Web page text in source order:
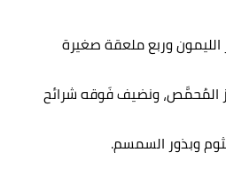
وربع ملعقة صغيرة
المُحمَّص، ونضيف فَوقه شرائح
وبذور السمسم.